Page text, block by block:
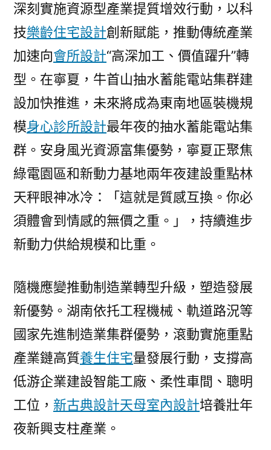
深刻實施資源型產業提質增效行動，以科
技樂齡住宅設計創新賦能，推動傳統產業
加速向會所設計“高深加工、價值躍升”轉
型。在寧夏，牛首山抽水蓄能電站集群建
設加快推進，未來將成為東南地區裝機規
模身心診所設計最年夜的抽水蓄能電站集
群。安身風光資源富集優勢，寧夏正聚焦
綠電園區和新動力基地兩年夜建設重點林
天秤眼神冰冷：「這就是質感互換。你必
須體會到情感的無價之重。」，持續進步
新動力供給規模和比重。
隨機應變推動制造業轉型升級，塑造發展
新優勢。湖南依托工程機械、軌道路況等
國家先進制造業集群優勢，滾動實施重點
產業鏈高質養生住宅量發展行動，支撐高
低游企業建設智能工廠、柔性車間、聰明
工位， 新古典設計天母室內設計培養壯年
夜新興支柱產業。